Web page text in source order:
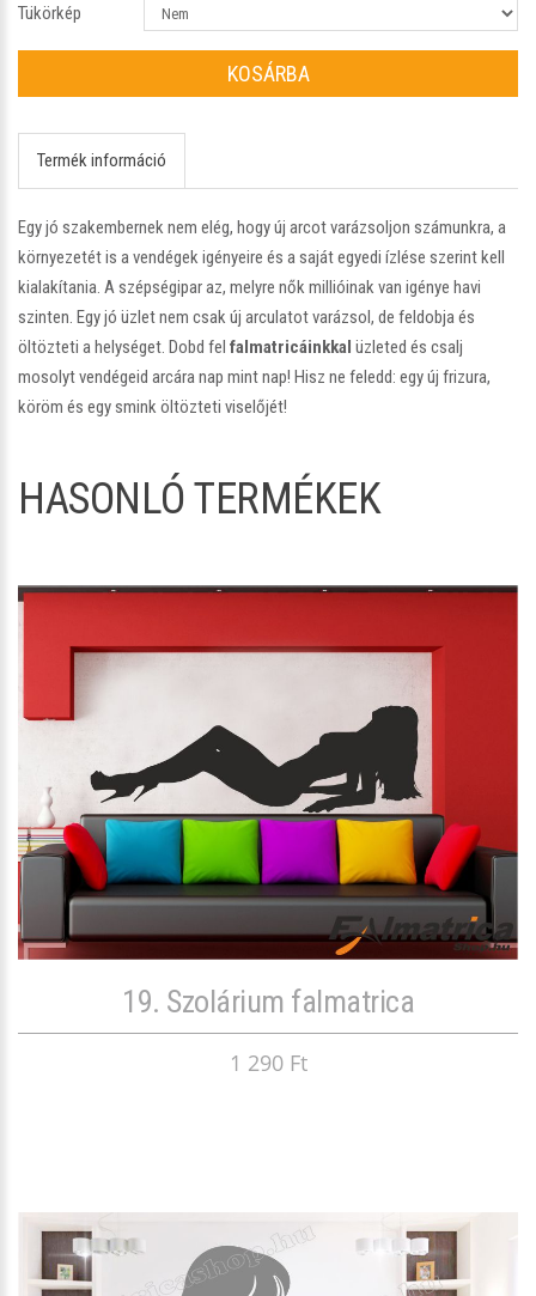
Tükörkép
KOSÁRBA
Termék információ
Egy jó szakembernek nem elég, hogy új arcot varázsoljon számunkra, a
környezetét is a vendégek igényeire és a saját egyedi ízlése szerint kell
kialakítania. A szépségipar az, melyre nők millióinak van igénye havi
szinten. Egy jó üzlet nem csak új arculatot varázsol, de feldobja és
öltözteti a helységet. Dobd fel falmatricáinkkal üzleted és csalj
mosolyt vendégeid arcára nap mint nap! Hisz ne feledd: egy új frizura,
köröm és egy smink öltözteti viselőjét!
HASONLÓ TERMÉKEK
19. Szolárium falmatrica
1 290 Ft